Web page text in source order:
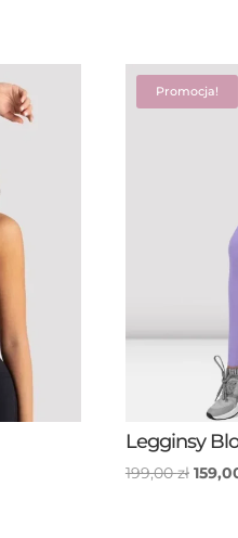
Promocja!
Legginsy
199,00zł